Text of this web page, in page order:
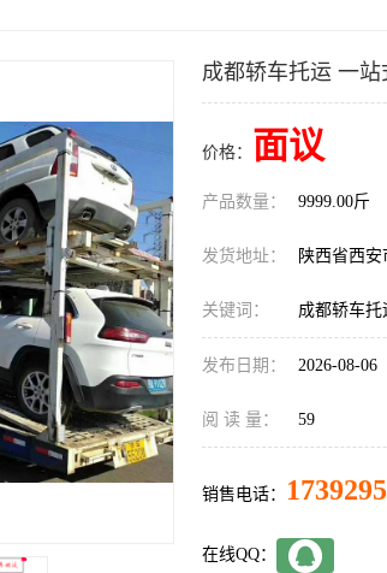
成都轿车托运 一
价格： 面议
产品数量： 9999.00斤
发货地址： 陕西省西
关键词： 成都轿车托
发布日期： 2026-08-06
阅 读 量： 59
销售电话：
在线QQ：